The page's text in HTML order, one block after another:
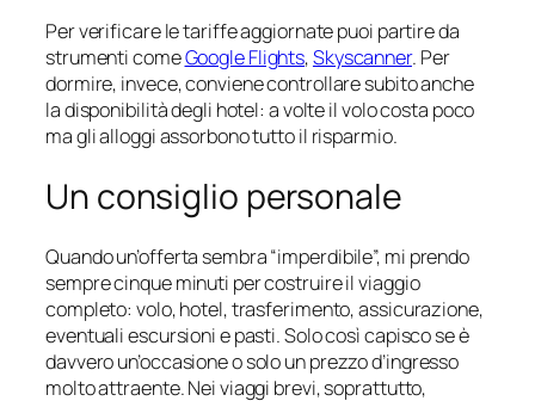
Per verificare le tariffe aggiornate puoi partire da
strumenti comeGoogle Flights,Skyscanner. Per
dormire, invece, conviene controllare subito anche
la disponibilità degli hotel: a volte il volo costa poco
ma gli alloggi assorbono tutto il risparmio.
Un consiglio personale
Quando un’offerta sembra “imperdibile”, mi prendo
sempre cinque minuti per costruire il viaggio
completo: volo, hotel, trasferimento, assicurazione,
eventuali escursioni e pasti. Solo così capisco se è
davvero un’occasione o solo un prezzo d’ingresso
molto attraente. Nei viaggi brevi, soprattutto,